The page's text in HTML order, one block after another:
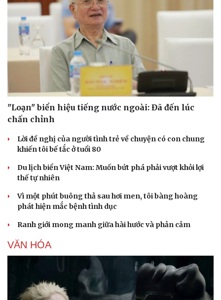
Sức khỏe
Dinh dưỡng - món ngon
Sản phụ khoa
Nhi khoa
Làm đẹp - giảm cân
Phòng mạch online
Ăn sạch sống khỏe
Đời sống
Tình yêu - Gia đình
"Loạn" biển hiệu tiếng nước ngoài: Đã đến lúc
chấn chỉnh
Lời đề nghị của người tình trẻ về chuyện có con chung
khiến tôi bế tắc ở tuổi 80
Du lịch biển Việt Nam: Muốn bứt phá phải vượt khỏi lợi
thế tự nhiên
Vì một phút buông thả sau hơi men, tôi bàng hoàng
phát hiện mắc bệnh tình dục
Ranh giới mong manh giữa hài hước và phản cảm
VĂN HÓA